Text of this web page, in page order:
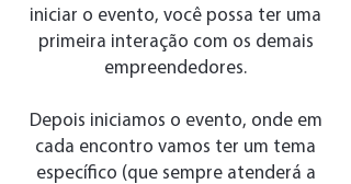
iniciar o evento, você possa ter uma
primeira interação com os demais
empreendedores.
Depois iniciamos o evento, onde em
cada encontro vamos ter um tema
específico (que sempre atenderá a